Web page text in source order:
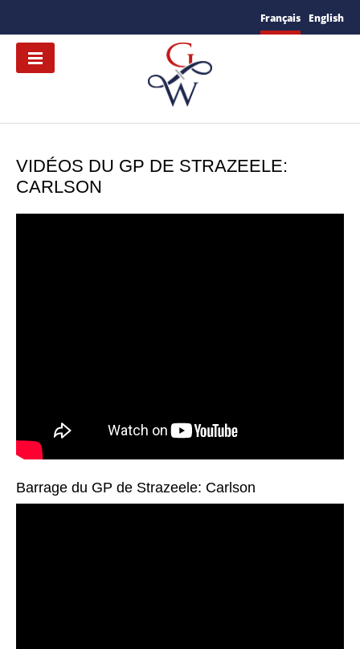
Français English
VIDÉOS DU GP DE STRAZEELE:
CARLSON
Barrage du GP de Strazeele: Carlson